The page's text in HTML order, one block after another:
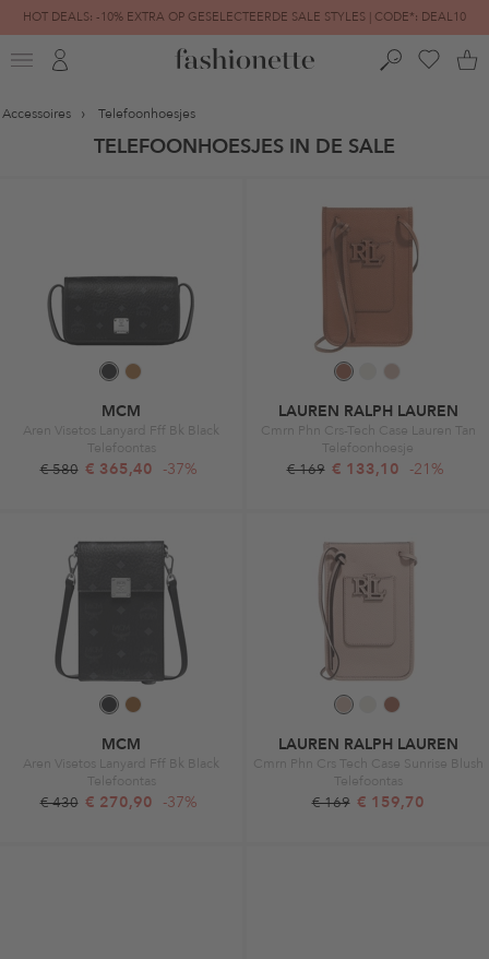
HOT DEALS: -10% EXTRA OP GESELECTEERDE SALE STYLES | CODE*: DEAL10
FINAL SALE | TOT -80% GEREDUCEERD
Accessoires Telefoonhoesjes
TELEFOONHOESJES IN DE SALE
MCM
Aren Visetos Lanyard Fff Bk Black
Telefoontas
€ 580 € 365,40 -37%
LAUREN RALPH LAUREN
Cmrn Phn Crs-Tech Case Lauren Tan
Telefoonhoesje
€ 169 € 133,10 -21%
MCM
Aren Visetos Lanyard Fff Bk Black
Telefoontas
€ 430 € 270,90 -37%
LAUREN RALPH LAUREN
Cmrn Phn Crs Tech Case Sunrise Blush
Telefoontas
€ 169 € 159,70